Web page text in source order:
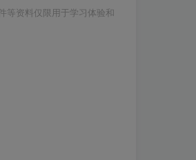
等资料仅限用于学习体验和